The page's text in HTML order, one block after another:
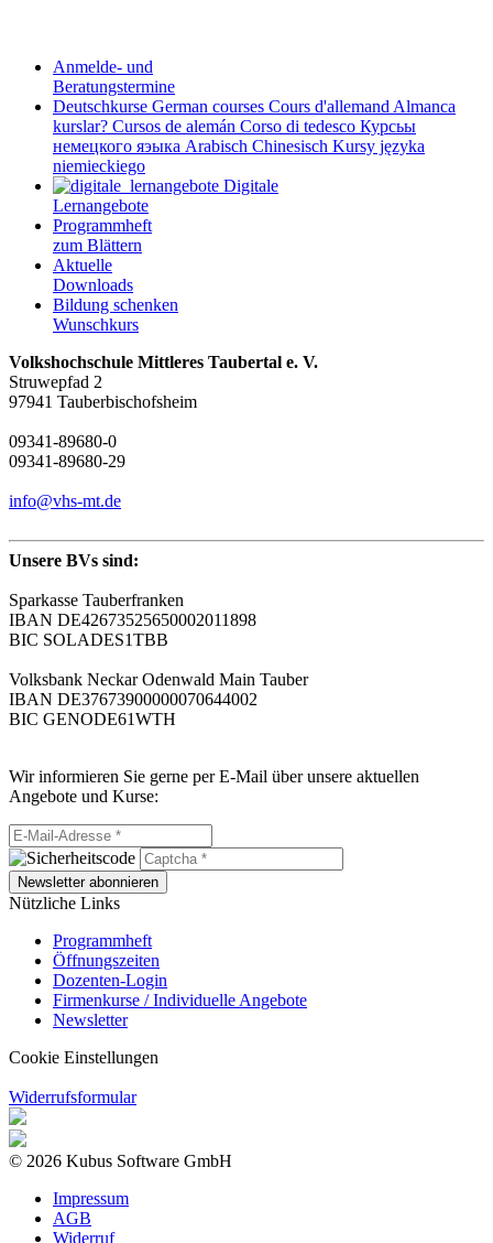
Anmelde- und
Beratungstermine
Deutschkurse German courses Cours d'allemand Almanca
kurslar? Cursos de alemán Corso di tedesco Курсьы
немецкого яэыка Arabisch Chinesisch Kursy języka
niemieckiego
Digitale
Lernangebote
Programmheft
zum Blättern
Aktuelle
Downloads
Bildung schenken
Wunschkurs
Volkshochschule Mittleres Taubertal e. V.
Struwepfad 2
97941 Tauberbischofsheim
09341-89680-0
09341-89680-29
info@vhs-mt.de
Unsere BVs sind:
Sparkasse Tauberfranken
IBAN DE42673525650002011898
BIC SOLADES1TBB
Volksbank Neckar Odenwald Main Tauber
IBAN DE37673900000070644002
BIC GENODE61WTH
Wir informieren Sie gerne per E-Mail über unsere aktuellen
Angebote und Kurse:
Newsletter abonnieren
Nützliche Links
Programmheft
Öffnungszeiten
Dozenten-Login
Firmenkurse / Individuelle Angebote
Newsletter
Cookie Einstellungen
Widerrufsformular
© 2026 Kubus Software GmbH
Impressum
AGB
Widerruf